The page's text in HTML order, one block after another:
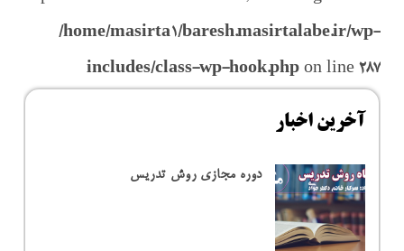
/home/masirta1/baresh.masirtalabe.ir/wp-
includes/class-wp-hook.phpon line 287
آخرین اخبار
دوره مجازی روش تدریس